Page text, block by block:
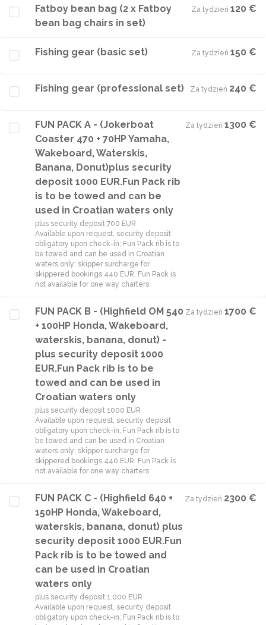
Fatboy bean bag (2 x Fatboy
bean bag chairs in set)
Za tydzień·120 €
Fishing gear (basic set) Za tydzień·150 €
Fishing gear (professional set) Za tydzień·240 €
FUN PACK A - (Jokerboat
Coaster 470 + 70HP Yamaha,
Wakeboard, Waterskis,
Banana, Donut)plus security
deposit 1000 EUR.Fun Pack rib
is to be towed and can be
used in Croatian waters only
plus security deposit 700 EUR
Available upon request, security deposit
obligatory upon check-in; Fun Pack rib is to
be towed and can be used in Croatian
waters only; skipper surcharge for
skippered bookings 440 EUR. Fun Pack is
not available for one way charters
Za tydzień·1300 €
FUN PACK B - (Highfield OM 540
+ 100HP Honda, Wakeboard,
waterskis, banana, donut) -
plus security deposit 1000
EUR.Fun Pack rib is to be
towed and can be used in
Croatian waters only
plus security deposit 1000 EUR
Available upon request, security deposit
obligatory upon check-in; Fun Pack rib is to
be towed and can be used in Croatian
waters only; skipper surcharge for
skippered bookings 440 EUR. Fun Pack is
not available for one way charters
Za tydzień·1700 €
FUN PACK C - (Highfield 640 +
150HP Honda, Wakeboard,
waterskis, banana, donut) plus
security deposit 1000 EUR.Fun
Pack rib is to be towed and
can be used in Croatian
waters only
plus security deposit 1.000 EUR
Available upon request, security deposit
obligatory upon check-in; Fun Pack rib is to
Za tydzień·2300 €